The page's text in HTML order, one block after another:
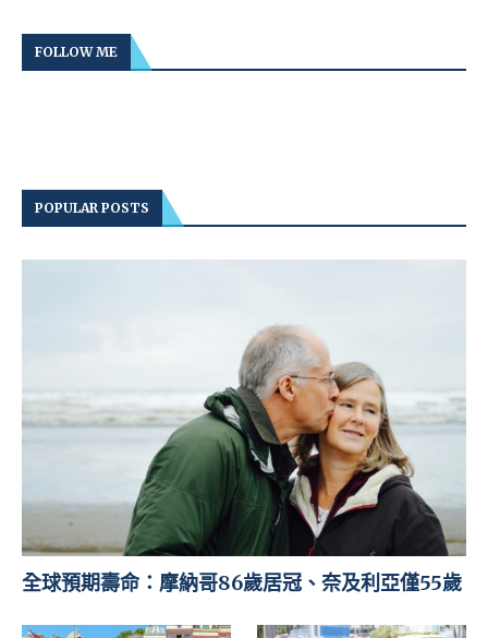
FOLLOW ME
POPULAR POSTS
全球預期壽命：摩納哥86歲居冠、奈及利亞僅55歲